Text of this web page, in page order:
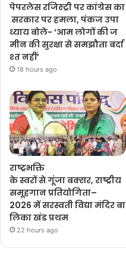
पेपरलेस रजिस्ट्री पर कांग्रेस का
सरकार पर हमला, पंकज उपा
ध्याय बोले- ‘आम लोगों की ज
मीन की सुरक्षा से समझौता बर्दा
श्त नहीं’
18 hours ago
राष्ट्रभक्ति
के स्वरों से गूंजा बक्सर, राष्ट्रीय
समूहगान प्रतियोगिता–
2026 में सरस्वती विद्या मंदिर बा
लिका खंड प्रथम
22 hours ago